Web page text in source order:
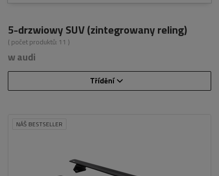
5-drzwiowy SUV (zintegrowany reling)
( počet produktů: 11 )
w audi
Třídění
NÁŠ BESTSELLER